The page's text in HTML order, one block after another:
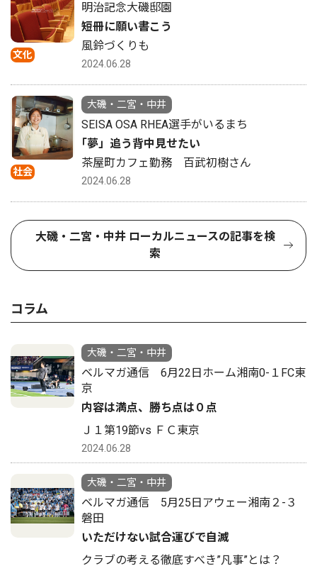
文化
明治記念大磯邸園
短冊に願い書こう
風鈴づくりも
2024.06.28
社会
大磯・二宮・中井
SEISA OSA RHEA選手がいるまち
｢夢」追う背中見せたい
茶屋町カフェ勤務 百武初樹さん
2024.06.28
大磯・二宮・中井 ローカルニュースの記事を検
索
コラム
大磯・二宮・中井
ベルマガ通信 6月22日ホーム湘南0-１FC東
京
内容は満点、勝ち点は０点
Ｊ１第19節vs ＦＣ東京
2024.06.28
大磯・二宮・中井
ベルマガ通信 5月25日アウェー湘南２-３
磐田
いただけない試合運びで自滅
クラブの考える徹底すべき”凡事”とは？